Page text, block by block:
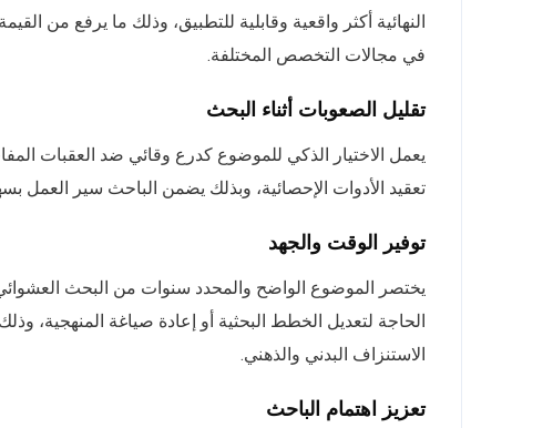
النهائية أكثر واقعية وقابلية للتطبيق، وذلك ما يرفع من
في مجالات التخصص المختلفة.
تقليل الصعوبات أثناء البحث
يعمل الاختيار الذكي للموضوع كدرع وقائي ضد العقبات
تعقيد الأدوات الإحصائية، وبذلك يضمن الباحث سير العمل
توفير الوقت والجهد
يختصر الموضوع الواضح والمحدد سنوات من البحث
الحاجة لتعديل الخطط البحثية أو إعادة صياغة
الاستنزاف البدني والذهني.
تعزيز اهتمام الباحث